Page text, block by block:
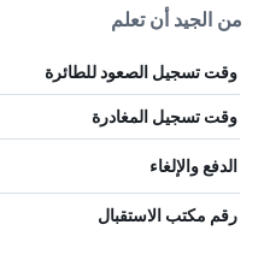
من الجيد أن تعلم
وقت تسجيل الصعود للطائرة
وقت تسجيل المغادرة
الدفع والإلغاء
رقم مكتب الاستقبال